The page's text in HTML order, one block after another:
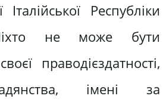
Італійської Республіки
не може бути
праводієздатності,
імені за